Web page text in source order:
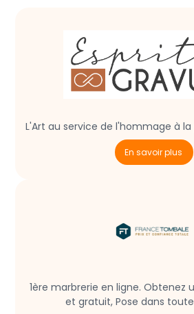
L'Art au service de l'hommage à
En savoir plus
1ère marbrerie en ligne. Obtenez
et gratuit, Pose dans